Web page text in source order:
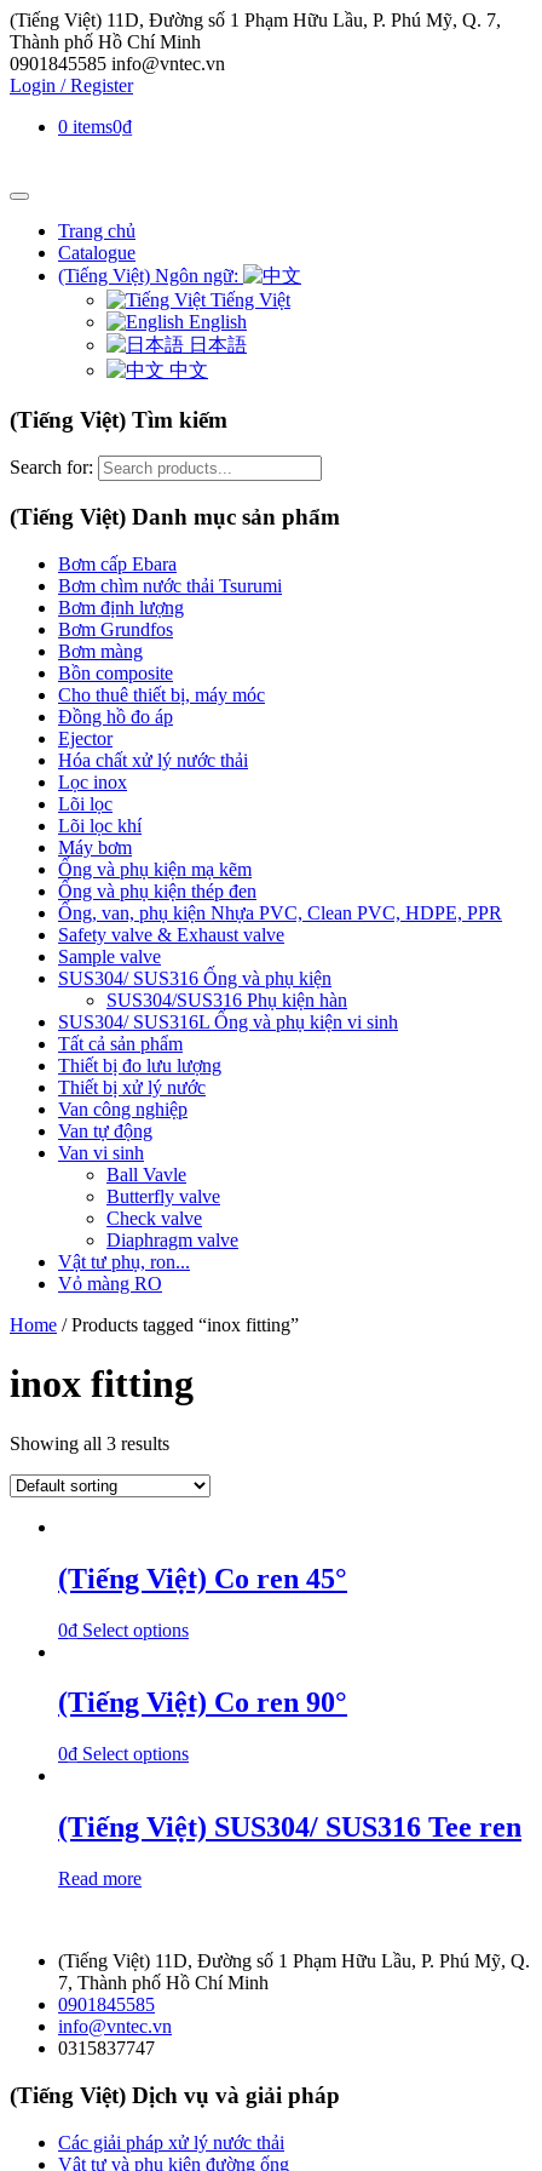
(Tiếng Việt) 11D, Đường số 1 Phạm Hữu Lầu, P. Phú Mỹ, Q. 7,
Thành phố Hồ Chí Minh
0901845585 info@vntec.vn
Login / Register
0 items0₫
Trang chủ
Catalogue
(Tiếng Việt) Ngôn ngữ:
Tiếng Việt
English
日本語
中文
(Tiếng Việt) Tìm kiếm
Search for:
(Tiếng Việt) Danh mục sản phẩm
Bơm cấp Ebara
Bơm chìm nước thải Tsurumi
Bơm định lượng
Bơm Grundfos
Bơm màng
Bồn composite
Cho thuê thiết bị, máy móc
Đồng hồ đo áp
Ejector
Hóa chất xử lý nước thải
Lọc inox
Lõi lọc
Lõi lọc khí
Máy bơm
Ống và phụ kiện mạ kẽm
Ống và phụ kiện thép đen
Ống, van, phụ kiện Nhựa PVC, Clean PVC, HDPE, PPR
Safety valve & Exhaust valve
Sample valve
SUS304/ SUS316 Ống và phụ kiện
SUS304/SUS316 Phụ kiện hàn
SUS304/ SUS316L Ống và phụ kiện vi sinh
Tất cả sản phẩm
Thiết bị đo lưu lượng
Thiết bị xử lý nước
Van công nghiệp
Van tự động
Van vi sinh
Ball Vavle
Butterfly valve
Check valve
Diaphragm valve
Vật tư phụ, ron...
Vỏ màng RO
Home / Products tagged “inox fitting”
inox fitting
Showing all 3 results
(Tiếng Việt) Co ren 45°
0₫ Select options
(Tiếng Việt) Co ren 90°
0₫ Select options
(Tiếng Việt) SUS304/ SUS316 Tee ren
Read more
(Tiếng Việt) 11D, Đường số 1 Phạm Hữu Lầu, P. Phú Mỹ, Q.
7, Thành phố Hồ Chí Minh
0901845585
info@vntec.vn
0315837747
(Tiếng Việt) Dịch vụ và giải pháp
Các giải pháp xử lý nước thải
Vật tư và phụ kiện đường ống